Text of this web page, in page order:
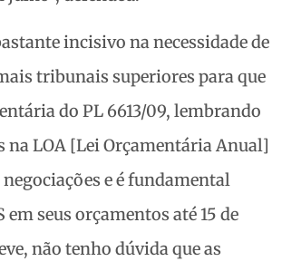
incisivo na necessidade de
tribunais superiores para que
do PL 6613/09, lembrando
na LOA [Lei Orçamentária Anual]
e é fundamental
seus orçamentos até 15 de
não tenho dúvida que as